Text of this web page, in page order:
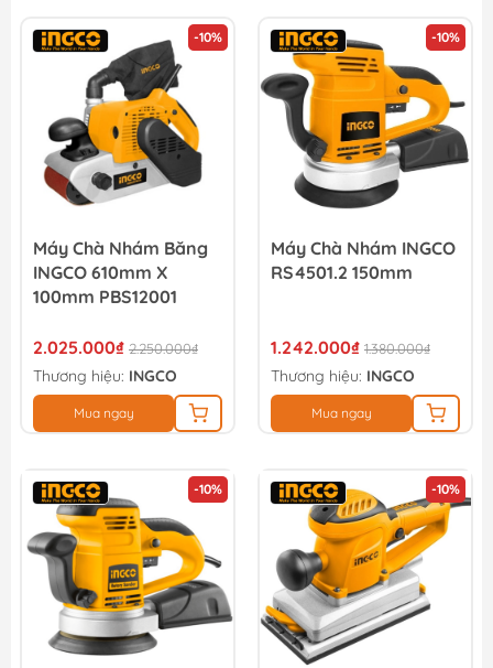
-10%
Máy Chà Nhám Băng
INGCO 610mm X
100mm PBS12001
2.025.000₫ 2.250.000₫
Thương hiệu: INGCO
Mua ngay
-10%
Máy Chà Nhám INGCO
RS4501.2 150mm
1.242.000₫ 1.380.000₫
Thương hiệu: INGCO
Mua ngay
-10% -10%